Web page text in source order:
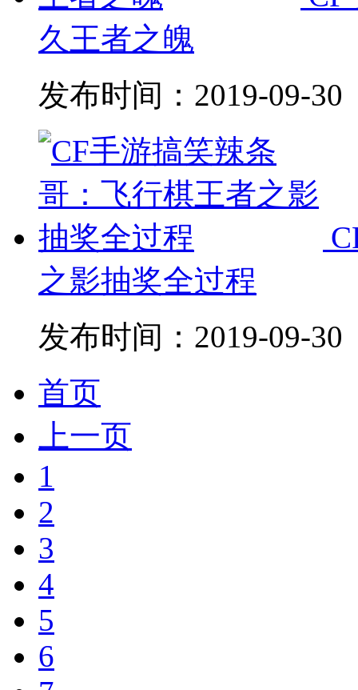
久王者之魄
发布时间： 2019-09-30
之影抽奖全过程
发布时间： 2019-09-30
首页
上一页
1
2
3
4
5
6